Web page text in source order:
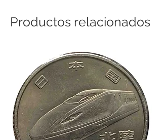
Productos relacionados